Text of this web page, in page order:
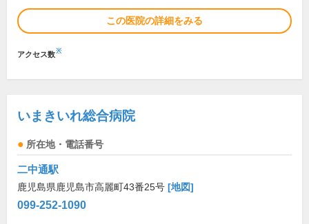
この医院の詳細をみる
アクセス数※
いまきいれ総合病院
所在地・電話番号
二中通駅
鹿児島県鹿児島市高麗町43番25号 [地図]
099-252-1090